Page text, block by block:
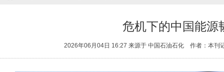
危机下的中国能源
2026年06月04日 16:27 来源于 中国石油石化 作者：本